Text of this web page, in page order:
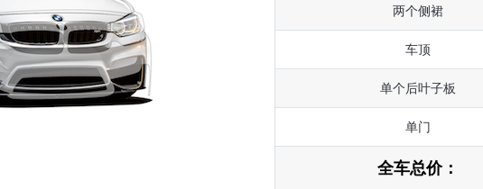
两个侧裙
车顶
单个后叶子板
单门
全车总价：